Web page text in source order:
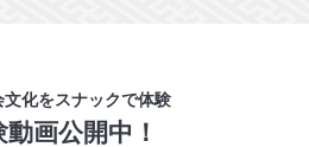
化をスナックで体験
画公開中！